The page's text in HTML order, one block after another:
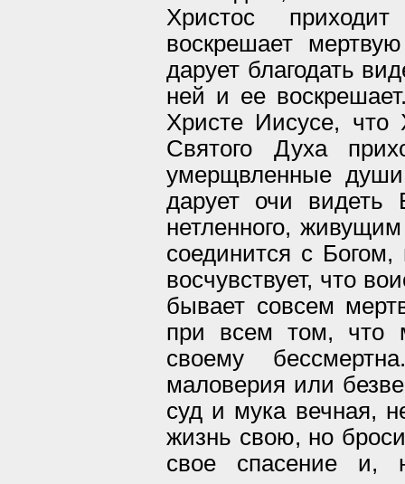
Христос
воскрешает
дарует благодать
ней и ее
Христе Иисусе, что
Святого Духа
умерщвленные
дарует очи видеть
нетленного,
соединится с
восчувствует, что
бывает совсем
при всем том, что
своему
маловерия или
суд и мука вечная,
жизнь свою, но
свое спасение